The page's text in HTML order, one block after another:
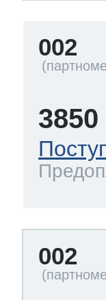
002
3850
002